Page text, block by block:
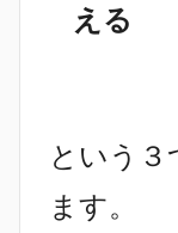
える
という３
ます。